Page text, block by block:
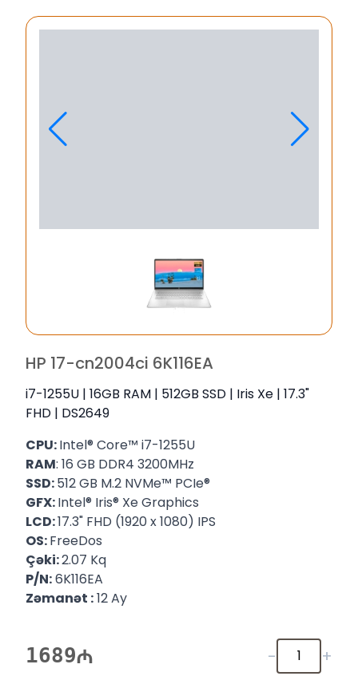
HP 17-cn2004ci 6K116EA
i7-1255U | 16GB RAM | 512GB SSD | Iris Xe | 17.3"
FHD | DS2649
CPU:Intel® Core™ i7-1255U
RAM: 16 GB DDR4 3200MHz
SSD:512 GB M.2 NVMe™ PCIe®
GFX:Intel® Iris® Xe Graphics
LCD:17.3" FHD (1920 x 1080) IPS
OS:FreeDos
Çəki:2.07 Kq
P/N:6K116EA
Zəmanət :12 Ay
1689 - +